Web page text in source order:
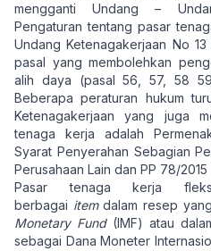
mengganti Undang –
Pengaturan tentang pasar
Undang Ketenagakerjaan No
pasal yang membolehkan
alih daya (pasal 56, 57, 58
Beberapa peraturan hukum
Ketenagakerjaan yang juga
tenaga kerja adalah
Syarat Penyerahan Sebagian
Perusahaan Lain dan PP 78/
Pasar tenaga kerja
berbagai itemdalam resep
Monetary Fund (IMF) atau
sebagai Dana Moneter